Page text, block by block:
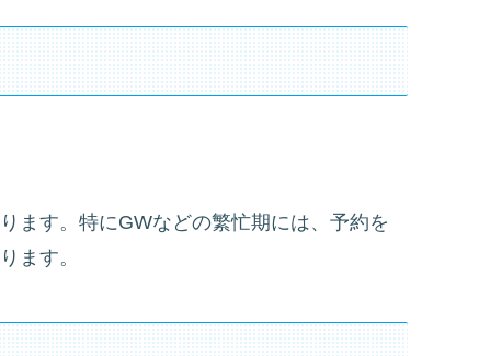
ます。特にGWなどの繁忙期には、予約を
ます。